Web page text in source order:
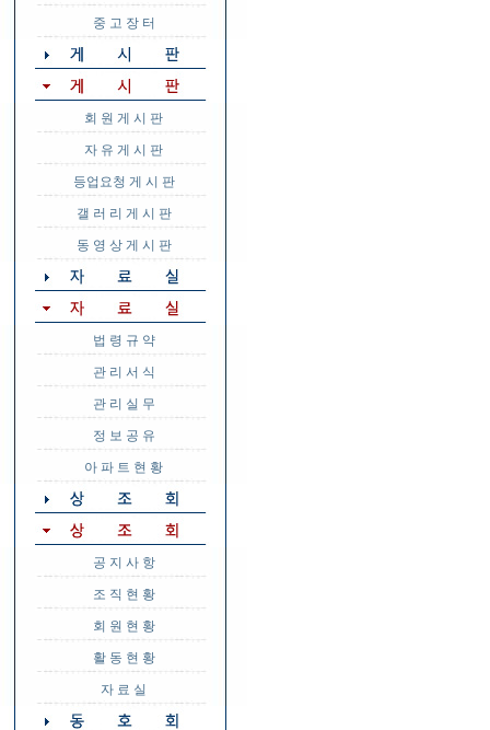
중 고 장 터
회 원 게 시 판
자 유 게 시 판
등업요청 게 시 판
갤 러 리 게 시 판
동 영 상 게 시 판
법 령 규 약
관 리 서 식
관 리 실 무
정 보 공 유
아 파 트 현 황
공 지 사 항
조 직 현 황
회 원 현 황
활 동 현 황
자 료 실